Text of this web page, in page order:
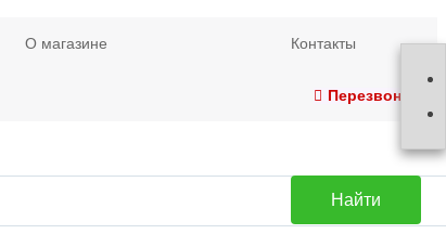
О магазине Контакты
Перезвонить
Найти